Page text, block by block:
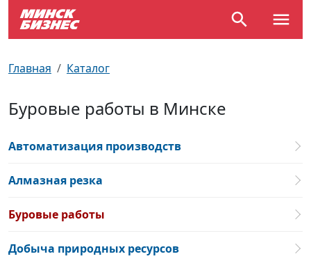
Главная Каталог
Буровые работы в Минске
Автоматизация производств
Алмазная резка
Буровые работы
Добыча природных ресурсов